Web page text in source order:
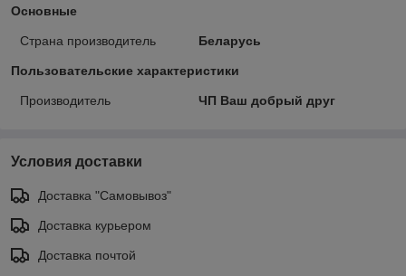
Основные
Страна производитель Беларусь
Пользовательские характеристики
Производитель ЧП Ваш добрый друг
Условия доставки
Доставка "Самовывоз"
Доставка курьером
Доставка почтой